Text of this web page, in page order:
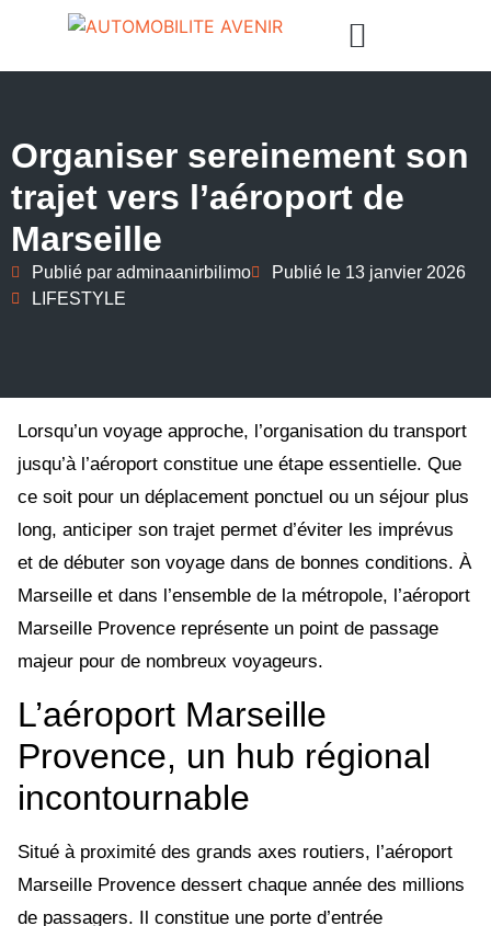
Organiser sereinement son
trajet vers l’aéroport de
Marseille
Publié par adminaanirbilimo Publié le 13 janvier 2026
LIFESTYLE
Lorsqu’un voyage approche, l’organisation du transport
jusqu’à l’aéroport constitue une étape essentielle. Que
ce soit pour un déplacement ponctuel ou un séjour plus
long, anticiper son trajet permet d’éviter les imprévus
et de débuter son voyage dans de bonnes conditions. À
Marseille et dans l’ensemble de la métropole, l’aéroport
Marseille Provence représente un point de passage
majeur pour de nombreux voyageurs.
L’aéroport Marseille
Provence, un hub régional
incontournable
Situé à proximité des grands axes routiers, l’aéroport
Marseille Provence dessert chaque année des millions
de passagers. Il constitue une porte d’entrée